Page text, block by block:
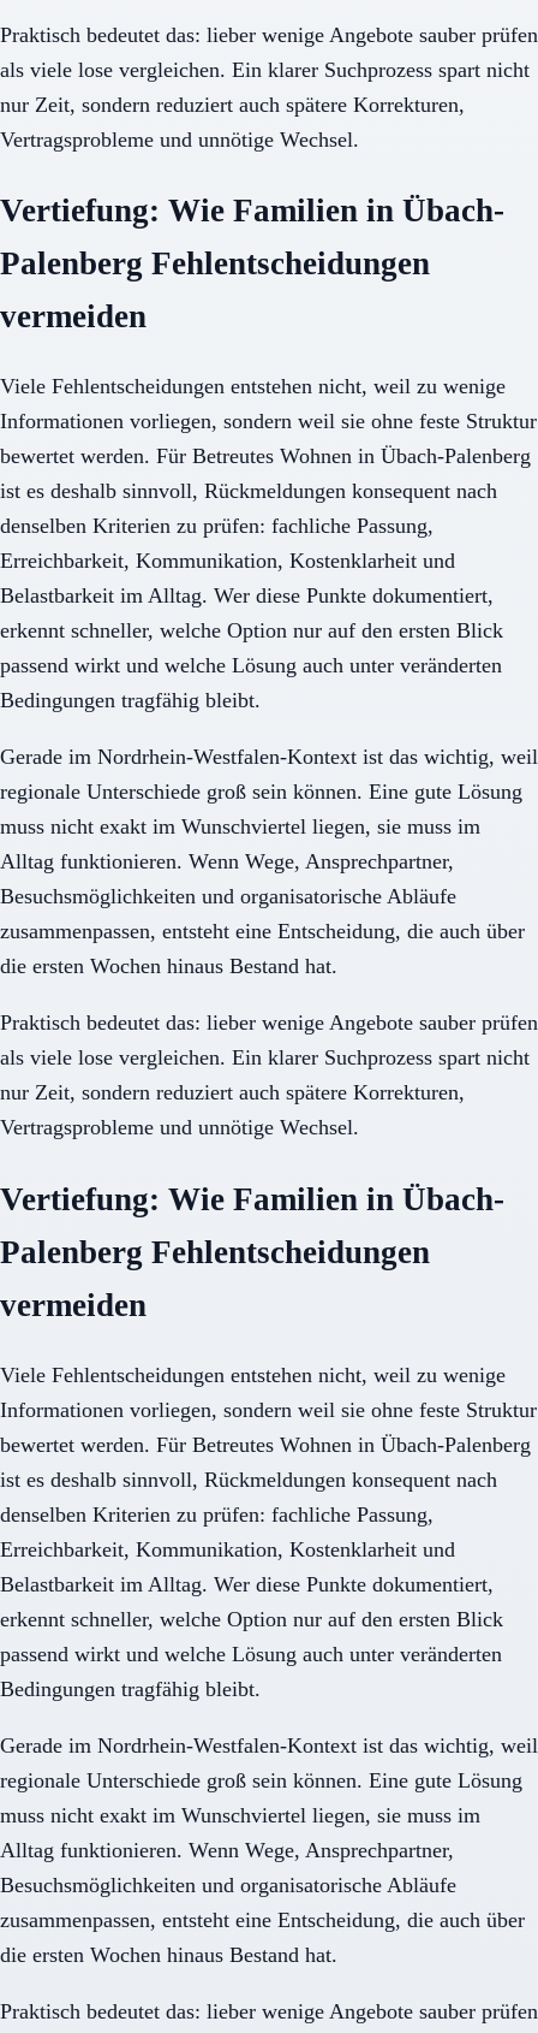
Praktisch bedeutet das: lieber wenige Angebote sauber prüfen
als viele lose vergleichen. Ein klarer Suchprozess spart nicht
nur Zeit, sondern reduziert auch spätere Korrekturen,
Vertragsprobleme und unnötige Wechsel.
Vertiefung: Wie Familien in Übach-
Palenberg Fehlentscheidungen
vermeiden
Viele Fehlentscheidungen entstehen nicht, weil zu wenige
Informationen vorliegen, sondern weil sie ohne feste Struktur
bewertet werden. Für Betreutes Wohnen in Übach-Palenberg
ist es deshalb sinnvoll, Rückmeldungen konsequent nach
denselben Kriterien zu prüfen: fachliche Passung,
Erreichbarkeit, Kommunikation, Kostenklarheit und
Belastbarkeit im Alltag. Wer diese Punkte dokumentiert,
erkennt schneller, welche Option nur auf den ersten Blick
passend wirkt und welche Lösung auch unter veränderten
Bedingungen tragfähig bleibt.
Gerade im Nordrhein-Westfalen-Kontext ist das wichtig, weil
regionale Unterschiede groß sein können. Eine gute Lösung
muss nicht exakt im Wunschviertel liegen, sie muss im
Alltag funktionieren. Wenn Wege, Ansprechpartner,
Besuchsmöglichkeiten und organisatorische Abläufe
zusammenpassen, entsteht eine Entscheidung, die auch über
die ersten Wochen hinaus Bestand hat.
Praktisch bedeutet das: lieber wenige Angebote sauber prüfen
als viele lose vergleichen. Ein klarer Suchprozess spart nicht
nur Zeit, sondern reduziert auch spätere Korrekturen,
Vertragsprobleme und unnötige Wechsel.
Vertiefung: Wie Familien in Übach-
Palenberg Fehlentscheidungen
vermeiden
Viele Fehlentscheidungen entstehen nicht, weil zu wenige
Informationen vorliegen, sondern weil sie ohne feste Struktur
bewertet werden. Für Betreutes Wohnen in Übach-Palenberg
ist es deshalb sinnvoll, Rückmeldungen konsequent nach
denselben Kriterien zu prüfen: fachliche Passung,
Erreichbarkeit, Kommunikation, Kostenklarheit und
Belastbarkeit im Alltag. Wer diese Punkte dokumentiert,
erkennt schneller, welche Option nur auf den ersten Blick
passend wirkt und welche Lösung auch unter veränderten
Bedingungen tragfähig bleibt.
Gerade im Nordrhein-Westfalen-Kontext ist das wichtig, weil
regionale Unterschiede groß sein können. Eine gute Lösung
muss nicht exakt im Wunschviertel liegen, sie muss im
Alltag funktionieren. Wenn Wege, Ansprechpartner,
Besuchsmöglichkeiten und organisatorische Abläufe
zusammenpassen, entsteht eine Entscheidung, die auch über
die ersten Wochen hinaus Bestand hat.
Praktisch bedeutet das: lieber wenige Angebote sauber prüfen